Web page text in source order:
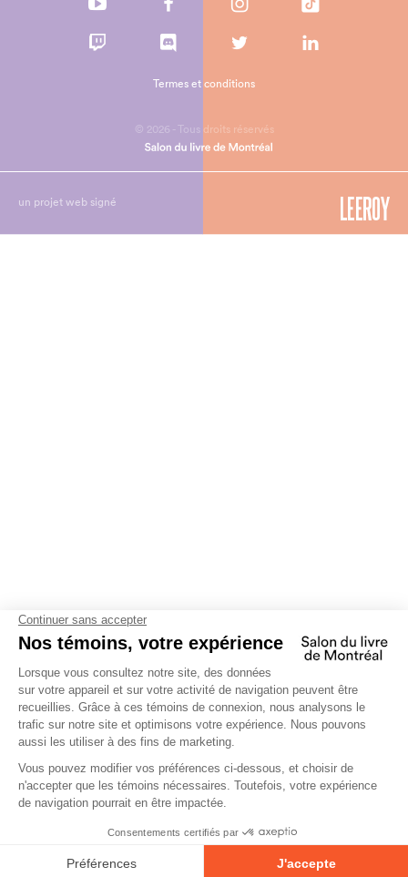
© 2026 - Tous droits réservés
Termes et conditions
un projet web signé